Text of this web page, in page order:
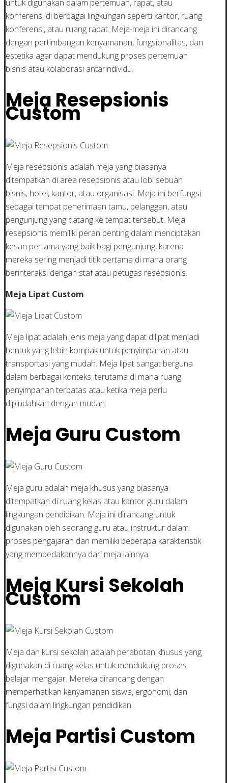
untuk digunakan dalam pertemuan, rapat, atau
konferensi di berbagai lingkungan seperti kantor, ruang
konferensi, atau ruang rapat. Meja-meja ini dirancang
dengan pertimbangan kenyamanan, fungsionalitas, dan
estetika agar dapat mendukung proses pertemuan
bisnis atau kolaborasi antarindividu.
Meja Resepsionis
Custom
Meja resepsionis adalah meja yang biasanya
ditempatkan di area resepsionis atau lobi sebuah
bisnis, hotel, kantor, atau organisasi. Meja ini berfungsi
sebagai tempat penerimaan tamu, pelanggan, atau
pengunjung yang datang ke tempat tersebut. Meja
resepsionis memiliki peran penting dalam menciptakan
kesan pertama yang baik bagi pengunjung, karena
mereka sering menjadi titik pertama di mana orang
berinteraksi dengan staf atau petugas resepsionis.
Meja Lipat Custom
Meja lipat adalah jenis meja yang dapat dilipat menjadi
bentuk yang lebih kompak untuk penyimpanan atau
transportasi yang mudah. Meja lipat sangat berguna
dalam berbagai konteks, terutama di mana ruang
penyimpanan terbatas atau ketika meja perlu
dipindahkan dengan mudah.
Meja Guru Custom
Meja guru adalah meja khusus yang biasanya
ditempatkan di ruang kelas atau kantor guru dalam
lingkungan pendidikan. Meja ini dirancang untuk
digunakan oleh seorang guru atau instruktur dalam
proses pengajaran dan memiliki beberapa karakteristik
yang membedakannya dari meja lainnya.
Meja Kursi Sekolah
Custom
Meja dan kursi sekolah adalah perabotan khusus yang
digunakan di ruang kelas untuk mendukung proses
belajar mengajar. Mereka dirancang dengan
memperhatikan kenyamanan siswa, ergonomi, dan
fungsi dalam lingkungan pendidikan.
Meja Partisi Custom